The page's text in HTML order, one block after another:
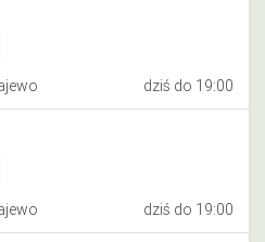
dziś do 19:00
dziś do 19:00